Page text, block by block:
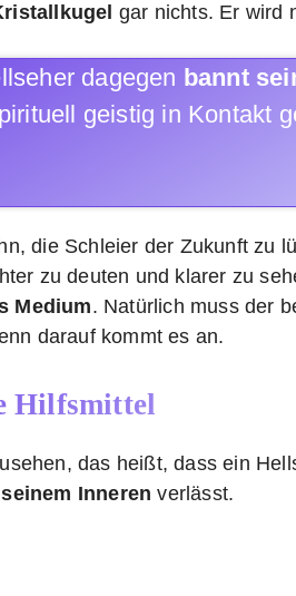
gar nichts. Er wird
dagegen bannt
geistig in Kontakt
die Schleier der Zukunft zu
zu deuten und klarer zu
Medium. Natürlich muss der
darauf kommt es an.
Hilfsmittel
das heißt, dass ein
Inneren verlässt.